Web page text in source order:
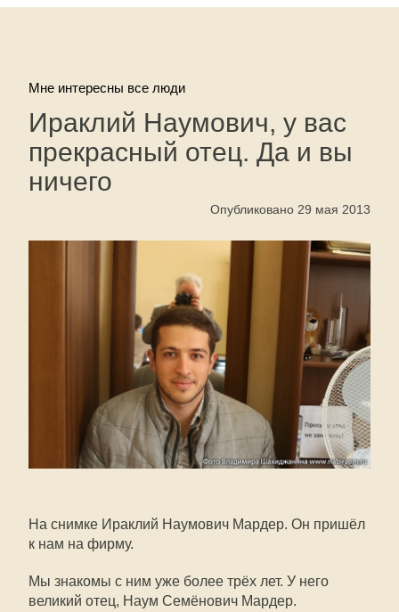
Мне интересны все люди
Ираклий Наумович, у вас
прекрасный отец. Да и вы
ничего
Опубликовано 29 мая 2013
На снимке Ираклий Наумович Мардер. Он пришёл
к нам на фирму.
Мы знакомы с ним уже более трёх лет. У него
великий отец, Наум Семёнович Мардер.